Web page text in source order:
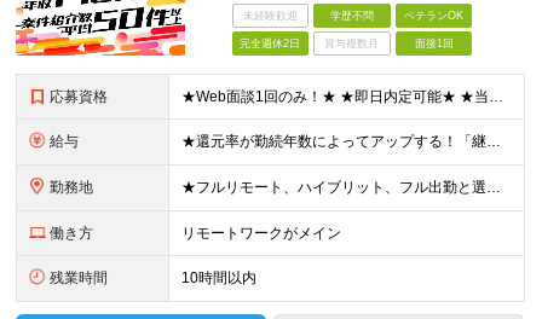
未経験歓迎 学歴不問 ベテランOK
完全週休2日 賞与複数月 面接1回
応募資格 ★Web面談1回のみ！★ ★即日内定可能★ ★当月入社、1年後の入社も可能です！★ ■学歴不問 ■エンジニアとしての実務経験1年以上 （開発・インフラ・技術・工程など不問） 「通院のために一度エン
給与 ★還元率が勤続年数によってアップする！「継続アップ還元」制度スタート！ エンジニアが適正な報酬を受け取れる社会を作ることが当社のモットー。 勤続年数によって、還元率がアップする「継続アップ還元」をご
勤務地 ★フルリモート、ハイブリット、フル出勤と選べます！ ★下記エリアを中心とするクライアント先または自宅 ★帰社日なし 【首都圏】東京・埼玉・千葉・神奈川 【関西】大阪・兵庫・京都・滋賀・奈良・和歌山
働き方 リモートワークがメイン
残業時間 10時間以内